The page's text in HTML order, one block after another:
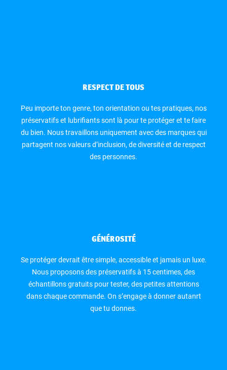
RESPECT DE TOUS
Peu importe ton genre, ton orientation ou tes pratiques, nos
préservatifs et lubrifiants sont là pour te protéger et te faire
du bien. Nous travaillons uniquement avec des marques qui
partagent nos valeurs d’inclusion, de diversité et de respect
des personnes.
GÉNÉROSITÉ
Se protéger devrait être simple, accessible et jamais un luxe.
Nous proposons des préservatifs à 15 centimes, des
échantillons gratuits pour tester, des petites attentions
dans chaque commande. On s’engage à donner autanrt
que tu donnes.